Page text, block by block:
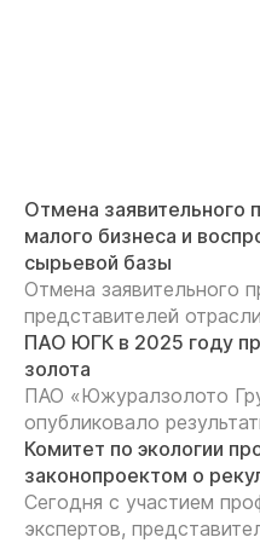
Отмена заявительного
малого бизнеса и
сырьевой базы
Отмена заявительного
представителей
ПАО ЮГК в 2025 году
золота
ПАО «Южуралзолото
опубликовало
Комитет по экологии
законопроектом о
Сегодня с участием
экспертов,